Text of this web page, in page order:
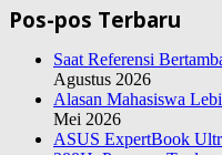
Pos-pos Terbaru
Saat Referensi
Agustus 2026
Alasan Mahasiswa
Mei 2026
ASUS ExpertBook